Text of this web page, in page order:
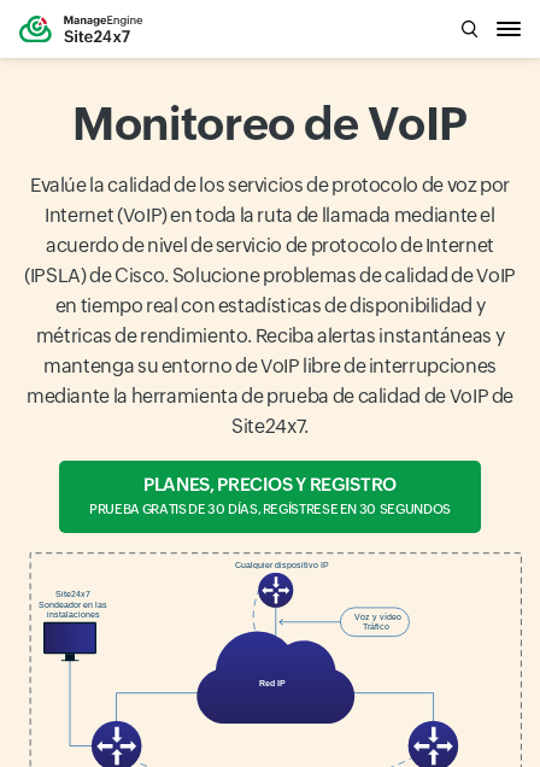
Monitoreo de VoIP
Evalúe la calidad de los servicios de protocolo de voz por
Internet (VoIP) en toda la ruta de llamada mediante el
acuerdo de nivel de servicio de protocolo de Internet
(IPSLA) de Cisco. Solucione problemas de calidad de VoIP
en tiempo real con estadísticas de disponibilidad y
métricas de rendimiento. Reciba alertas instantáneas y
mantenga su entorno de VoIP libre de interrupciones
mediante la herramienta de prueba de calidad de VoIP de
Site24x7.
PLANES, PRECIOS Y REGISTRO
PRUEBA GRATIS DE 30 DÍAS, REGÍSTRESE EN 30 SEGUNDOS